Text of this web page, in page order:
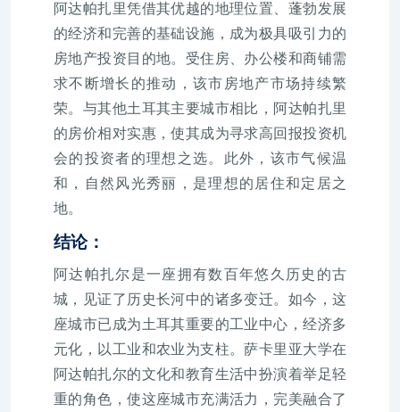
阿达帕扎里凭借其优越的地理位置、蓬勃发展
的经济和完善的基础设施，成为极具吸引力的
房地产投资目的地。受住房、办公楼和商铺需
求不断增长的推动，该市房地产市场持续繁
荣。与其他土耳其主要城市相比，阿达帕扎里
的房价相对实惠，使其成为寻求高回报投资机
会的投资者的理想之选。此外，该市气候温
和，自然风光秀丽，是理想的居住和定居之
地。
结论：
阿达帕扎尔是一座拥有数百年悠久历史的古
城，见证了历史长河中的诸多变迁。如今，这
座城市已成为土耳其重要的工业中心，经济多
元化，以工业和农业为支柱。萨卡里亚大学在
阿达帕扎尔的文化和教育生活中扮演着举足轻
重的角色，使这座城市充满活力，完美融合了